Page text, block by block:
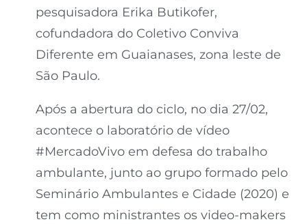
pesquisadora Erika Butikofer,
cofundadora do Coletivo Conviva
Diferente em Guaianases, zona leste de
São Paulo.
Após a abertura do ciclo, no dia 27/02,
acontece o laboratório de vídeo
#MercadoVivo em defesa do trabalho
ambulante, junto ao grupo formado pelo
Seminário Ambulantes e Cidade (2020) e
tem como ministrantes os video-makers